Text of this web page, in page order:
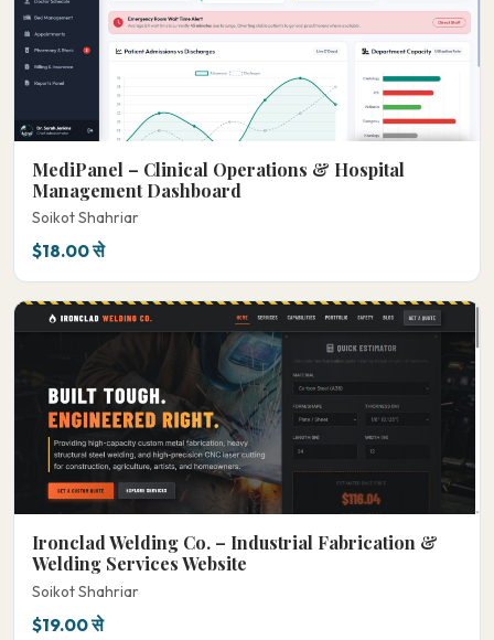
MediPanel – Clinical Operations & Hospital
Management Dashboard
Soikot Shahriar
$18.00 से
Ironclad Welding Co. – Industrial Fabrication &
Welding Services Website
Soikot Shahriar
$19.00 से